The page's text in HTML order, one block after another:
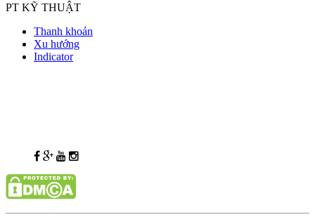
PT KỸ THUẬT
Thanh khoản
Xu hướng
Indicator